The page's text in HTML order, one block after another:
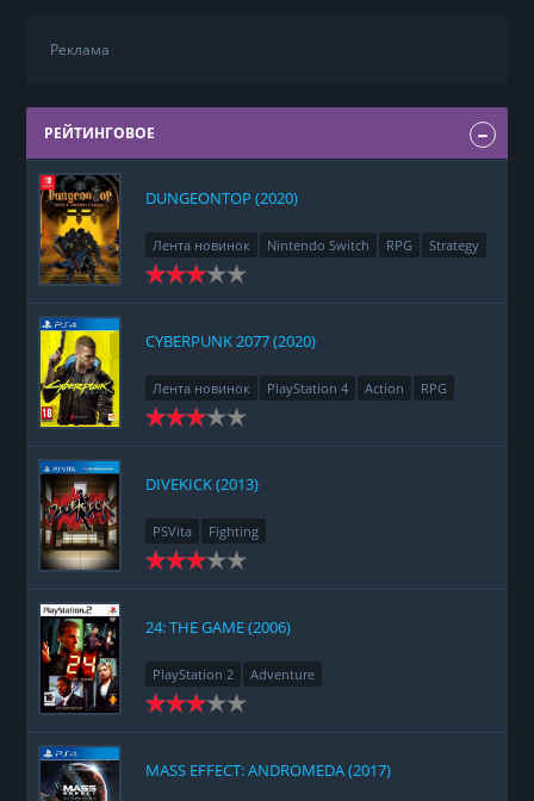
Реклама
РЕЙТИНГОВОЕ
DUNGEONTOP (2020)
Лента новинок Nintendo Switch RPG Strategy
CYBERPUNK 2077 (2020)
Лента новинок PlayStation 4 Action
RPG
Racing
Adventure
DIVEKICK (2013)
PSVita Fighting
24: THE GAME (2006)
PlayStation 2 Adventure
MASS EFFECT: ANDROMEDA (2017)